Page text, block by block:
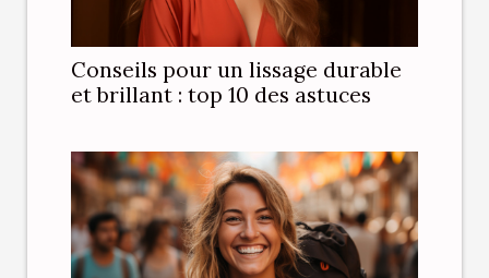
Conseils pour un lissage durable
et brillant : top 10 des astuces